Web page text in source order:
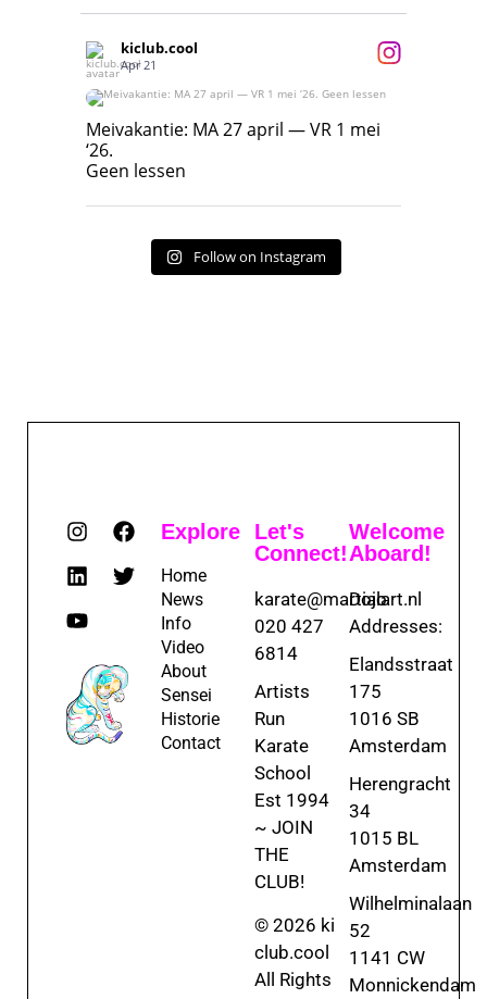
kiclub.cool
Apr 21
Meivakantie: MA 27 april — VR 1 mei ‘26.
Geen lessen
Meivakantie: MA 27 april — VR 1 mei
‘26.
Geen lessen
Follow on Instagram
Explore
Home
News
Info
Video
About
Sensei
Historie
Contact
Let's
Connect!
karate@martialart.nl
020 427
6814
Artists
Run
Karate
School
Est 1994
~ JOIN
THE
CLUB!
© 2026 ki
club.cool
All Rights
Welcome
Aboard!
Dojo
Addresses:
Elandsstraat
175
1016 SB
Amsterdam
Herengracht
34
1015 BL
Amsterdam
Wilhelminalaan
52
1141 CW
Monnickendam